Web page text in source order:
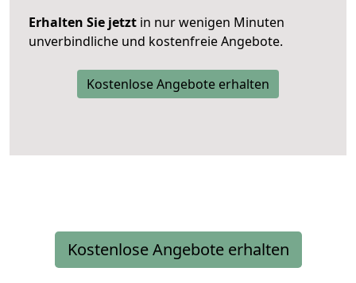
Erhalten Sie jetzt in nur wenigen Minuten
unverbindliche und kostenfreie Angebote.
Kostenlose Angebote erhalten
Kostenlose Angebote erhalten